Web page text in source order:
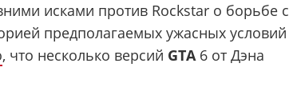
исками против Rockstar о борьбе с
предполагаемых ужасных условий
, что несколько версий GTA 6 от Дэна